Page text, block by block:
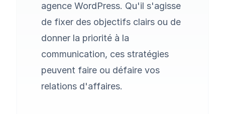
agence WordPress. Qu'il s'agisse
de fixer des objectifs clairs ou de
donner la priorité à la
communication, ces stratégies
peuvent faire ou défaire vos
relations d'affaires.